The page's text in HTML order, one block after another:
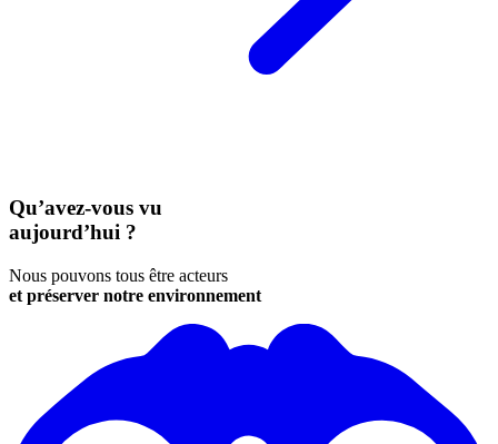
Qu’avez-vous vu
aujourd’hui ?
Nous pouvons tous être acteurs
et préserver notre environnement